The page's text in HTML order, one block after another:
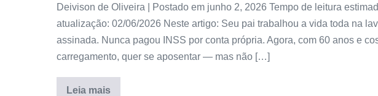
Deivison de Oliveira | Postado em junho 2, 2026 Tempo de leitura
atualização: 02/06/2026 Neste artigo: Seu pai trabalhou a vida toda na
assinada. Nunca pagou INSS por conta própria. Agora, com 60 anos e
carregamento, quer se aposentar — mas não […]
Leia mais